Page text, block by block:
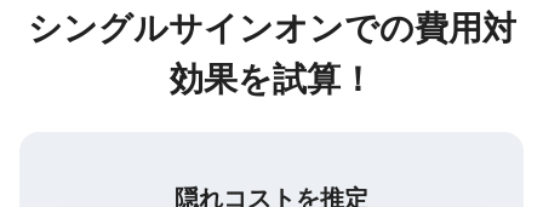
シングルサインオンでの費用対
効果を試算！
隠れコストを​推定